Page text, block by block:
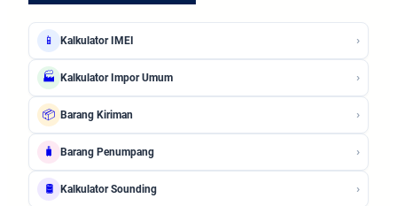
📱 Kalkulator IMEI ›
🏭 Kalkulator Impor Umum ›
📦 Barang Kiriman ›
🧳 Barang Penumpang ›
🛢️ Kalkulator Sounding ›